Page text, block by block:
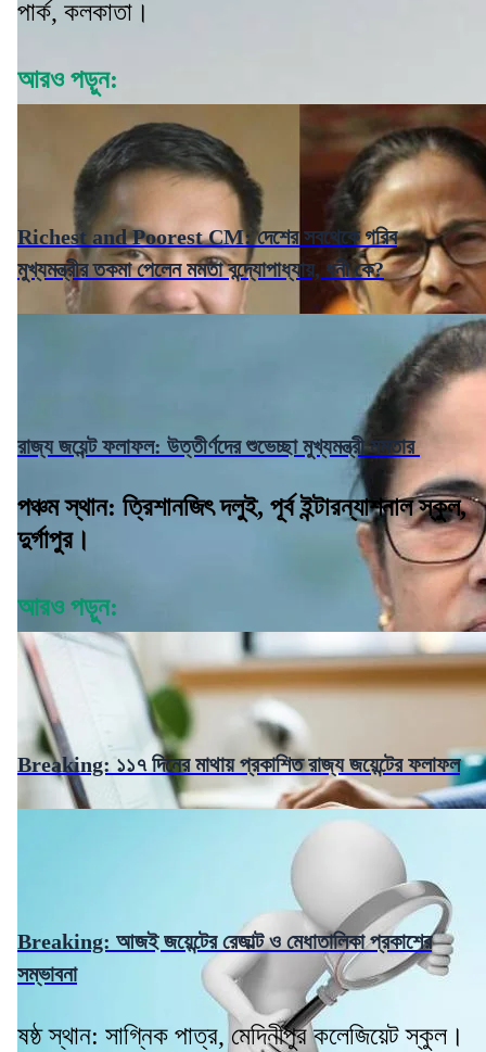
পার্ক, কলকাতা।
আরও পড়ুন:
Richest and Poorest CM: দেশের সবথেকে গরিব
মুখ্যমন্ত্রীর তকমা পেলেন মমতা বন্দ্যোপাধ্যায়, ধনী কে?
রাজ্য জয়েন্ট ফলাফল: উত্তীর্ণদের শুভেচ্ছা মুখ্যমন্ত্রী মমতার
পঞ্চম স্থান: ত্রিশানজিৎ দলুই, পূর্ব ইন্টারন্যাশনাল স্কুল,
দুর্গাপুর।
আরও পড়ুন:
Breaking: ১১৭ দিনের মাথায় প্রকাশিত রাজ্য জয়েন্টের ফলাফল
Breaking: আজই জয়েন্টের রেজাল্ট ও মেধাতালিকা প্রকাশের
সম্ভাবনা
ষষ্ঠ স্থান: সাগ্নিক পাত্র, মেদিনীপুর কলেজিয়েট স্কুল।